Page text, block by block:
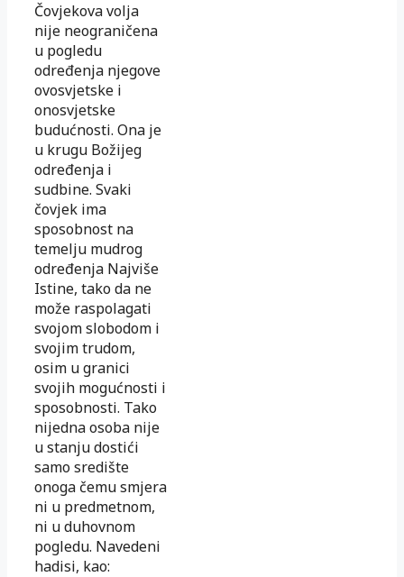
Čovjekova volja
nije neograničena
u pogledu
određenja njegove
ovosvjetske i
onosvjetske
budućnosti. Ona je
u krugu Božijeg
određenja i
sudbine. Svaki
čovjek ima
sposobnost na
temelju mudrog
određenja Najviše
Istine, tako da ne
može raspolagati
svojom slobodom i
svojim trudom,
osim u granici
svojih mogućnosti i
sposobnosti. Tako
nijedna osoba nije
u stanju dostići
samo središte
onoga čemu smjera
ni u predmetnom,
ni u duhovnom
pogledu. Navedeni
hadisi, kao: